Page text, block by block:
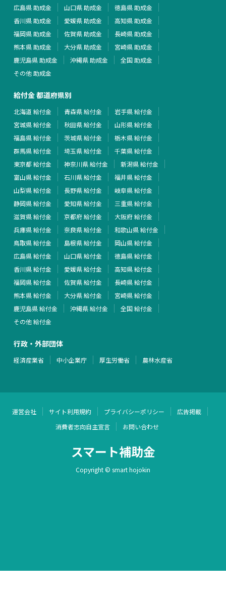
広島県 助成金
山口県 助成金
徳島県 助成金
香川県 助成金
愛媛県 助成金
高知県 助成金
福岡県 助成金
佐賀県 助成金
長崎県 助成金
熊本県 助成金
大分県 助成金
宮崎県 助成金
鹿児島県 助成金
沖縄県 助成金
全国 助成金
その他 助成金
給付金 都道府県別
北海道 給付金 青森県 給付金
岩手県 給付金
宮城県 給付金
秋田県 給付金
山形県 給付金
福島県 給付金
茨城県 給付金
栃木県 給付金
群馬県 給付金
埼玉県 給付金
千葉県 給付金
東京都 給付金
神奈川県 給付金
新潟県 給付金
富山県 給付金
石川県 給付金
福井県 給付金
山梨県 給付金
長野県 給付金
岐阜県 給付金
静岡県 給付金
愛知県 給付金
三重県 給付金
滋賀県 給付金
京都府 給付金
大阪府 給付金
兵庫県 給付金
奈良県 給付金
和歌山県 給付金
鳥取県 給付金
島根県 給付金
岡山県 給付金
広島県 給付金
山口県 給付金
徳島県 給付金
香川県 給付金
愛媛県 給付金
高知県 給付金
福岡県 給付金
佐賀県 給付金
長崎県 給付金
熊本県 給付金
大分県 給付金
宮崎県 給付金
鹿児島県 給付金
沖縄県 給付金
全国 給付金
その他 給付金
行政・外部団体
経済産業省 中小企業庁 厚生労働省 農林水産省
運営会社 サイト利用規約 プライバシーポリシー
広告掲載
消費者志向自主宣言
お問い合わせ
スマート補助金
Copyright © smart hojokin